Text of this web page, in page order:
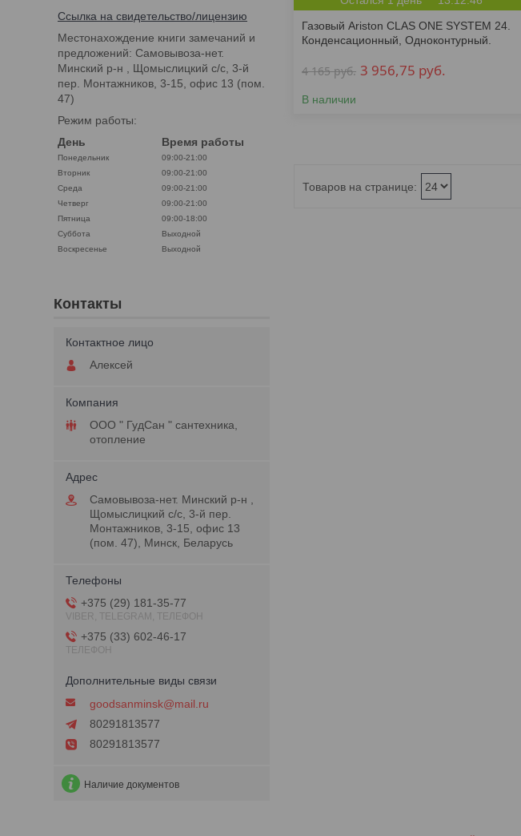
Газовый Ariston CLAS ONE SYSTEM 24.
Конденсационный, Одноконтурный.
4 165руб. 3 956,75 руб.
В наличии
Ссылка на свидетельство/лицензию
Местонахождение книги замечаний и
предложений: Самовывоза-нет.
Минский р-н , Щомыслицкий с/с, 3-й
пер. Монтажников, 3-15, офис 13 (пом.
47)
Режим работы:
День
Время работы
Понедельник
09:00-21:00
Вторник
09:00-21:00
Среда
09:00-21:00
Четверг
09:00-21:00
Пятница
09:00-18:00
Суббота
Выходной
Воскресенье
Выходной
Контакты
Алексей
ООО " ГудСан " сантехника,
отопление
Самовывоза-нет. Минский р-н ,
Щомыслицкий с/с, 3-й пер.
Монтажников, 3-15, офис 13
(пом. 47), Минск, Беларусь
+375 (29) 181-35-77
VIBER, TELEGRAM, ТЕЛЕФОН
+375 (33) 602-46-17
ТЕЛЕФОН
goodsanminsk@mail.ru
80291813577
80291813577
Наличие документов